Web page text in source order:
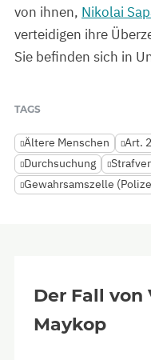
von ihnen, Nikolai
verteidigen ihre
Sie befinden sich in
TAGS
Ältere Menschen Art.
Durchsuchung
Gewahrsamszelle
Der Fall von
Maykop